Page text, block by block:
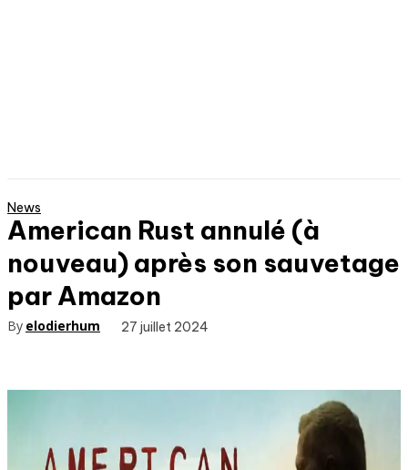
News
American Rust annulé (à
nouveau) après son sauvetage
par Amazon
By elodierhum 27 juillet 2024